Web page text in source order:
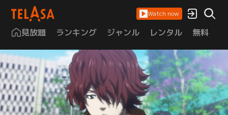
Watch now
見放題 ランキング ジャンル レンタル 無料